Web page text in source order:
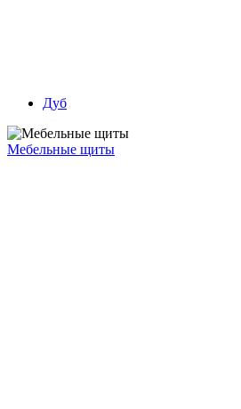
Дуб
Мебельные щиты